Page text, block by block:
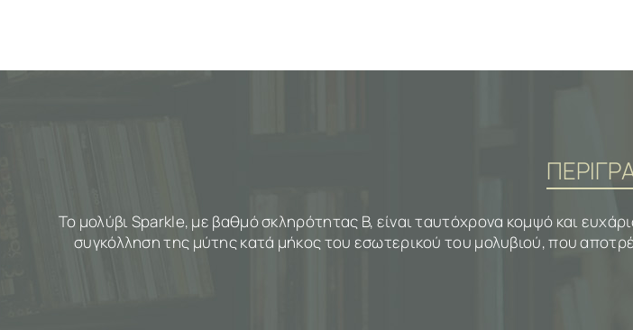
Το μολύβι Sparkle, με βαθμό σκληρότητας Β, είναι ταυτόχρονα κομψό και
συγκόλληση της μύτης κατά μήκος του εσωτερικού του μολυβιού, που